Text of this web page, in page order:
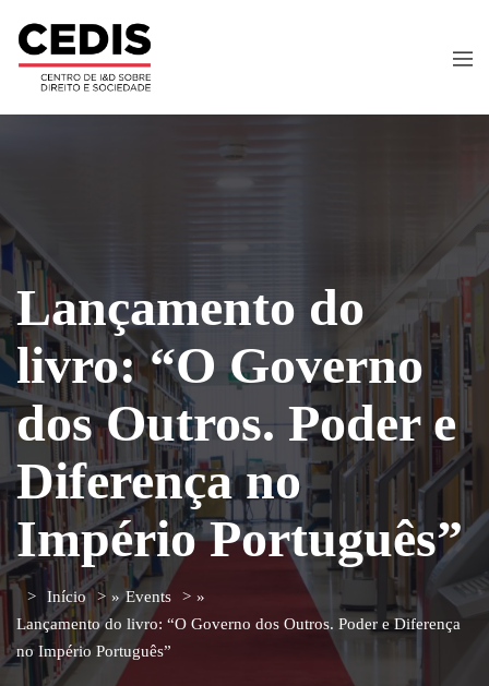
Lançamento do
livro: “O Governo
dos Outros. Poder e
Diferença no
Império Português”
Início » Events
»
Lançamento do livro: “O Governo dos Outros. Poder e Diferença
no Império Português”